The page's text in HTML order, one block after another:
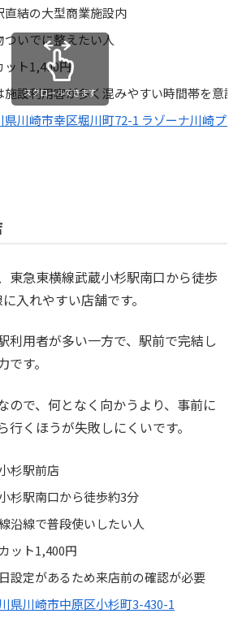
直結の大型商業施設内
ついでに整えたい人
ット1,400円
施設利用客が多く混みやすい時間帯を意識
県川崎市幸区堀川町72-1 ラゾーナ川崎プラ
スクロールできます
東急東横線武蔵小杉駅南口から徒歩
入れやすい店舗です。
利用者が多い一方で、駅前で完結し
す。
ので、何となく向かうより、事前に
行くほうが失敗しにくいです。
杉駅前店
杉駅南口から徒歩約3分
沿線で普段使いしたい人
ット1,400円
設定があるため来店前の確認が必要
県川崎市中原区小杉町3-430-1